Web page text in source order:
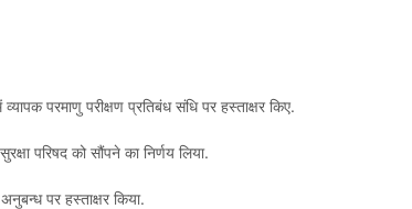
परमाणु परीक्षण प्रतिबंध संधि पर हस्ताक्षर किए.
परिषद को सौंपने का निर्णय लिया.
पर हस्‍ताक्षर किया.